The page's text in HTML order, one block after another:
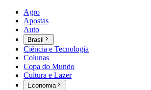
Agro
Apostas
Auto
Brasil
Ciência e Tecnologia
Colunas
Copa do Mundo
Cultura e Lazer
Economia